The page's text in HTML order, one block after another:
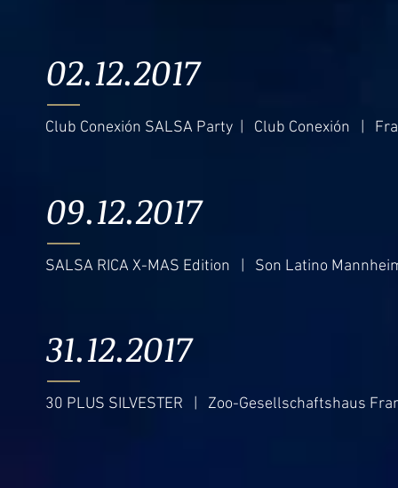
02.12.2017
Club Conexión SALSA Party | Club Conexión |
09.12.2017
SALSA RICA X-MAS Edition | Son Latino
31.12.2017
30 PLUS SILVESTER | Zoo-Gesellschaftshaus